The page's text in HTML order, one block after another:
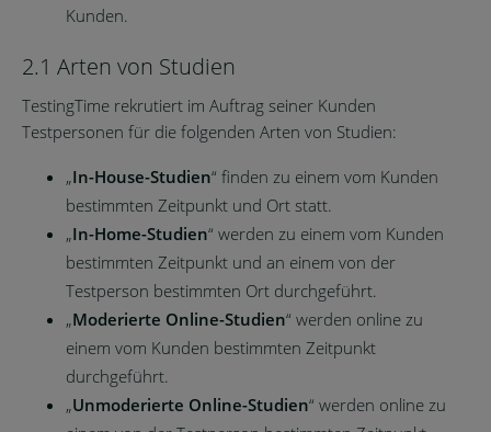
Kunden.
2.1 Arten von Studien
TestingTime rekrutiert im Auftrag seiner Kunden
Testpersonen für die folgenden Arten von Studien:
„In-House-Studien“ finden zu einem vom Kunden
bestimmten Zeitpunkt und Ort statt.
„In-Home-Studien“ werden zu einem vom Kunden
bestimmten Zeitpunkt und an einem von der
Testperson bestimmten Ort durchgeführt.
„Moderierte Online-Studien“ werden online zu
einem vom Kunden bestimmten Zeitpunkt
durchgeführt.
„Unmoderierte Online-Studien“ werden online zu